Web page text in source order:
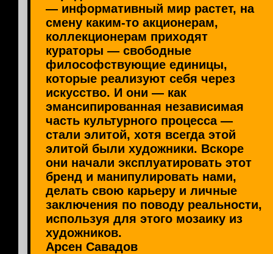
— информативный мир растет, на
смену каким-то акционерам,
коллекционерам приходят
кураторы — свободные
философствующие единицы,
которые реализуют себя через
искусство. И они — как
эмансипированная независимая
часть культурного процесса —
стали элитой, хотя всегда этой
элитой были художники. Вскоре
они начали эксплуатировать этот
бренд и манипулировать нами,
делать свою карьеру и личные
заключения по поводу реальности,
используя для этого мозаику из
художников.
Арсен Савадов